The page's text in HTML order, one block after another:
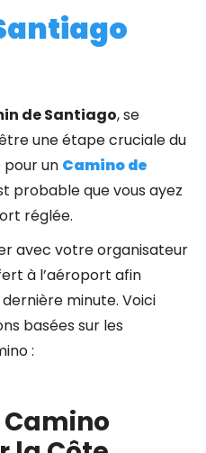
de Santiago, se
une étape cruciale du
pour un Camino de
probable que vous ayez
réglée.
avec votre organisateur
à l’aéroport afin
minute. Voici
basées sur les
: